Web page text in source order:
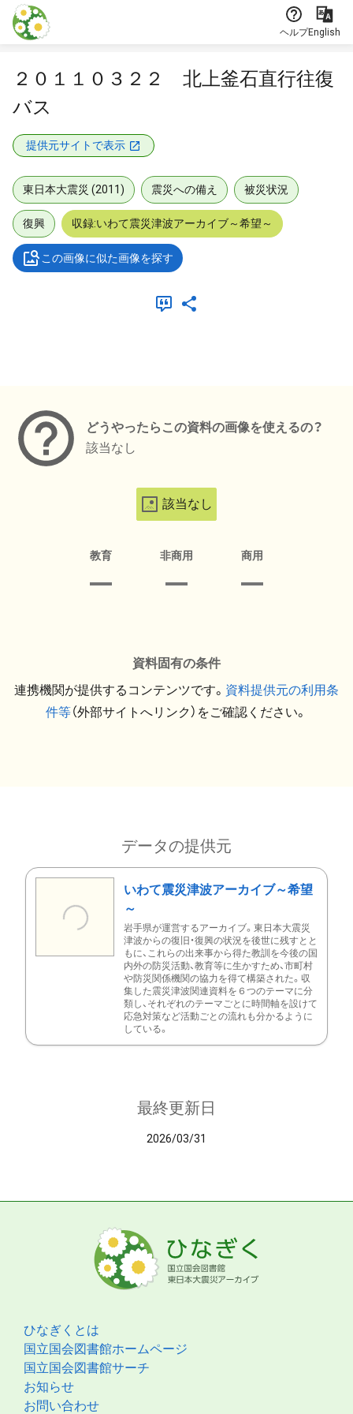
本文に飛ぶ
ヘルプEnglish
２０１１０３２２ 北上釜石直行往復
バス
提供元サイトで表示
東日本大震災 (2011) 震災への備え 被災状況
復興 収録:いわて震災津波アーカイブ～希望～
この画像に似た画像を探す
どうやったらこの資料の画像を使えるの？
該当なし
該当なし
教育 非商用 商用
資料固有の条件
連携機関が提供するコンテンツです。 資料提供元の利用条
件等（外部サイトへリンク）をご確認ください。
データの提供元
いわて震災津波アーカイブ～希望
～
岩手県が運営するアーカイブ。東日本大震災
津波からの復旧・復興の状況を後世に残すとと
もに、これらの出来事から得た教訓を今後の国
内外の防災活動、教育等に生かすため、市町村
や防災関係機関の協力を得て構築された。収
集した震災津波関連資料を６つのテーマに分
類し、それぞれのテーマごとに時間軸を設けて
応急対策など活動ごとの流れも分かるように
している。
最終更新日
2026/03/31
ひなぎくとは
国立国会図書館ホームページ
国立国会図書館サーチ
お知らせ
お問い合わせ